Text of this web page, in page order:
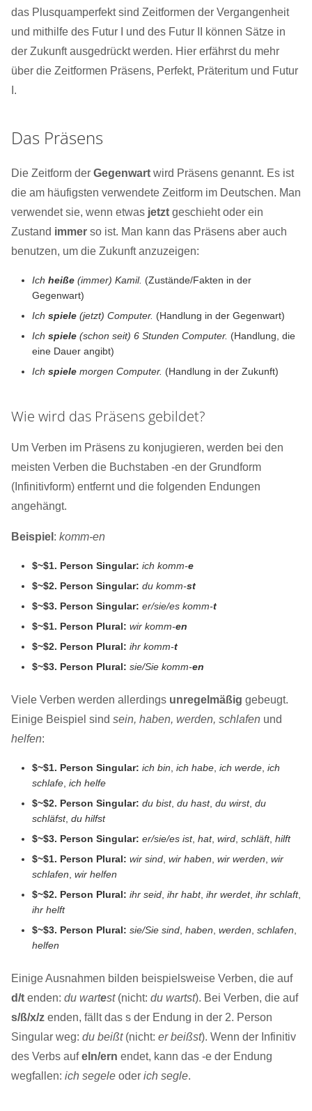
das Plusquamperfekt sind Zeitformen der Vergangenheit
und mithilfe des Futur I und des Futur II können Sätze in
der Zukunft ausgedrückt werden. Hier erfährst du mehr
über die Zeitformen Präsens, Perfekt, Präteritum und Futur
I.
Das Präsens
Die Zeitform der Gegenwart wird Präsens genannt. Es ist
die am häufigsten verwendete Zeitform im Deutschen. Man
verwendet sie, wenn etwas jetzt geschieht oder ein
Zustand immer so ist. Man kann das Präsens aber auch
benutzen, um die Zukunft anzuzeigen:
Ich heiße (immer) Kamil. (Zustände/Fakten in der
Gegenwart)
Ich spiele (jetzt) Computer. (Handlung in der Gegenwart)
Ich spiele (schon seit) 6 Stunden Computer. (Handlung, die
eine Dauer angibt)
Ich spiele morgen Computer. (Handlung in der Zukunft)
Wie wird das Präsens gebildet?
Um Verben im Präsens zu konjugieren, werden bei den
meisten Verben die Buchstaben -en der Grundform
(Infinitivform) entfernt und die folgenden Endungen
angehängt.
Beispiel : komm-en
$~$1. Person Singular: ich komm-e
$~$2. Person Singular: du komm-st
$~$3. Person Singular: er/sie/es komm-t
$~$1. Person Plural: wir komm-en
$~$2. Person Plural: ihr komm-t
$~$3. Person Plural: sie/Sie komm-en
Viele Verben werden allerdings unregelmäßig gebeugt.
Einige Beispiel sind sein, haben, werden, schlafen und
helfen:
$~$1. Person Singular: ich bin ich habe ich werde ich
schlafe ich helfe
$~$2. Person Singular: du bist, du hast, du wirst, du
schläfst, du hilfst
$~$3. Person Singular: er/sie/es ist, hat, wird schläft, hilft
$~$1. Person Plural: wir sind wir haben wir werden wir
schlafen wir helfen
$~$2. Person Plural: ihr seid ihr habt, ihr werdet, ihr schlaft,
ihr helft
$~$3. Person Plural: sie/Sie sind haben werden schlafen
helfen
Einige Ausnahmen bilden beispielsweise Verben, die auf
d/t enden: du wartest(nicht: du wartst). Bei Verben, die auf
s/ß/x/z enden, fällt das s der Endung in der 2. Person
Singular weg: du beißt(nicht: er beißst). Wenn der Infinitiv
des Verbs aufeln/ern endet, kann das -e der Endung
wegfallen: ich segele oder ich segle.